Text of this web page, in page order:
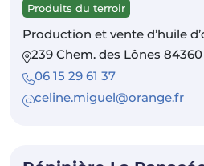
Produits du terroir
Production et vente d’huile
239 Chem. des Lônes
06 15 29 61 37
celine.miguel@orange.fr